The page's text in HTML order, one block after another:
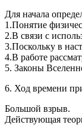
Для начала
1.Понятие
2.В связи с
3.Поскольку в
4.В работе
5. Законы
6. Ход времени
Большой взрыв.
Действующая